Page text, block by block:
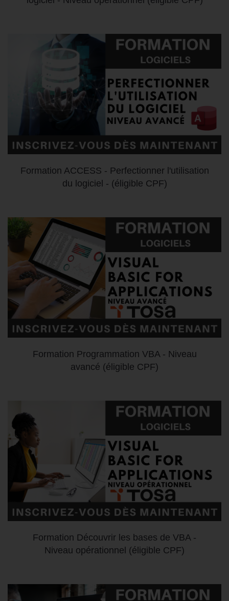
Formation ACCESS - Perfectionner l'utilisation
du logiciel - (éligible CPF)
Formation Programmation VBA - Niveau
avancé (éligible CPF)
Formation Découvrir les bases de VBA -
Niveau opérationnel (éligible CPF)